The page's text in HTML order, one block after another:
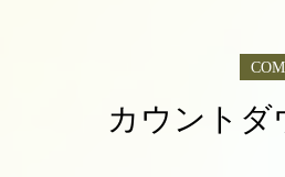
カウントダ